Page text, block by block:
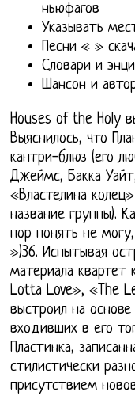
ньюфагов
Указывать
Песни « »
Словари и
Шансон и
Houses of the Holy
Выяснилось, что
кантри-блюз (его
Джеймс, Бакка
«Властелина
название группы).
пор понять не
»)36. Испытывая
материала
Lotta Love», «The
выстроил на
входивших в его
Пластинка,
стилистически
присутствием